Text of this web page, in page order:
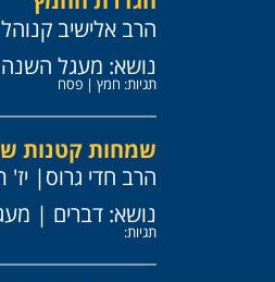
הרב אלישיב קנוהל
נושא: מעגל השנה
תגיות: חמץ |פסח
שמחות קטנות
הרב חדי גרוס|
נושא:דברים |
תגיות: